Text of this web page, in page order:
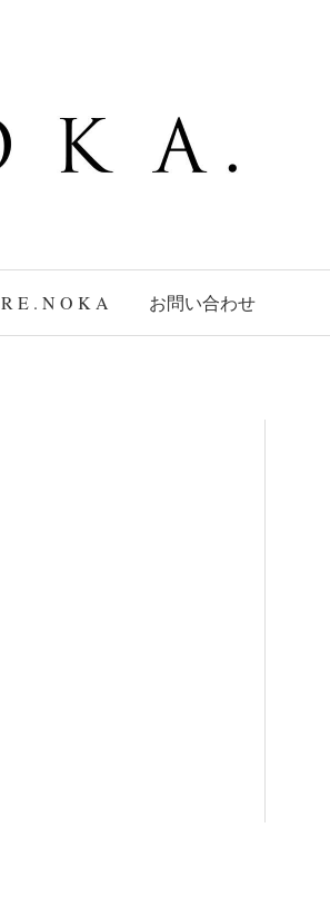
R E . N O K A お問い合わせ